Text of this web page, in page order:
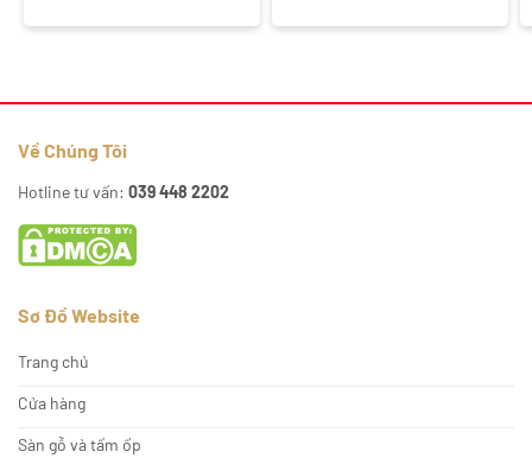
300.000₫.là:
Về Chúng Tôi
Hotline tư vấn: 039 448 2202
Sơ Đồ Website
Trang chủ
Cửa hàng
Sàn gỗ và tấm ốp